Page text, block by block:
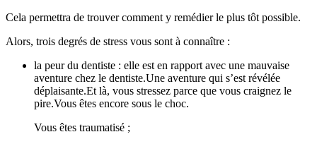
Cela permettra de trouver comment y remédier le plus tôt possible.
Alors, trois degrés de stress vous sont à connaître :
la peur du dentiste : elle est en rapport avec une mauvaise
aventure chez le dentiste.Une aventure qui s’est révélée
déplaisante.Et là, vous stressez parce que vous craignez le
pire.Vous êtes encore sous le choc.
Vous êtes traumatisé ;